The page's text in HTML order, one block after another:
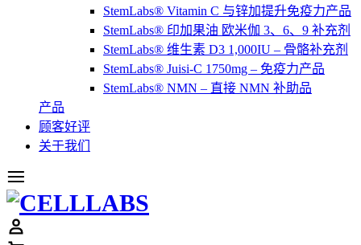
StemLabs® Vitamin C 与锌加提升免疫力产品
StemLabs® 印加果油 欧米伽 3、6、9 补充剂
StemLabs® 维生素 D3 1,000IU – 骨骼补充剂
StemLabs® Juisi-C 1750mg – 免疫力产品
StemLabs® NMN – 直接 NMN 补助品
产品
顾客好评
关于我们